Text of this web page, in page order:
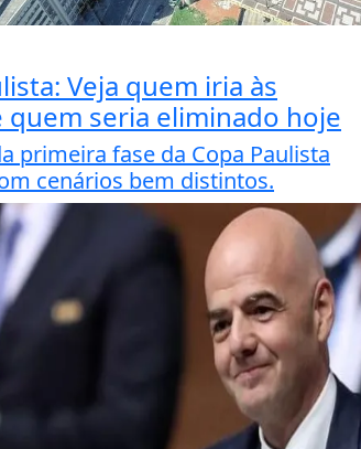
Veja quem iria às
quem seria eliminado hoje
primeira fase da Copa Paulista
cenários bem distintos.